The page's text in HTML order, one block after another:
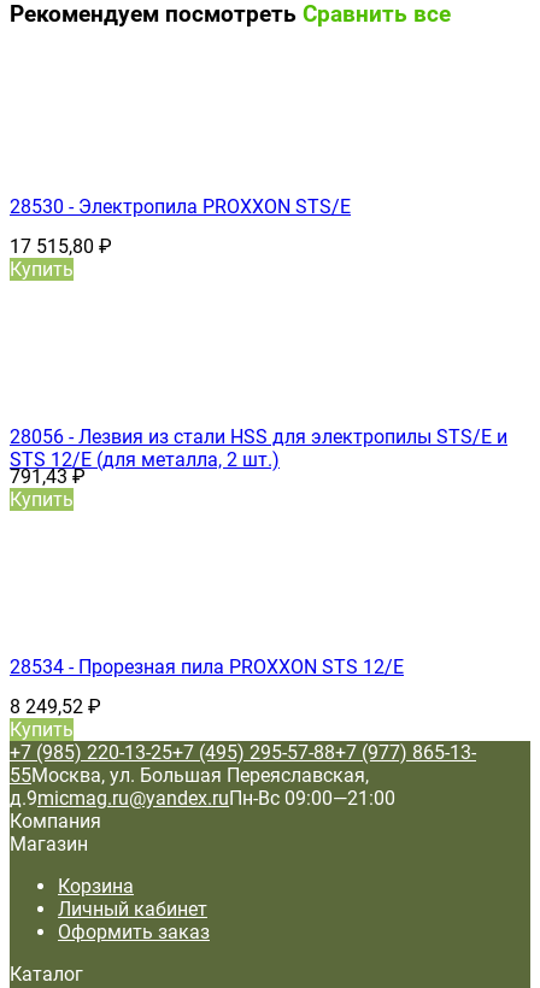
Рекомендуем посмотреть Сравнить все
28530 - Электропила PROXXON STS/E
17 515,80 ₽
Купить
28056 - Лезвия из стали HSS для электропилы STS/E и
STS 12/E (для металла, 2 шт.)
791,43₽
Купить
28534 - Прорезная пила PROXXON STS 12/Е
8 249,52 ₽
Купить
+7 (985) 220-13-25+7 (495) 295-57-88+7 (977) 865-13-
55Москва, ул. Большая Переяславская,
д.9micmag.ru@yandex.ruПн-Вс 09:00—21:00
Компания
Магазин
Корзина
Личный кабинет
Оформить заказ
Каталог